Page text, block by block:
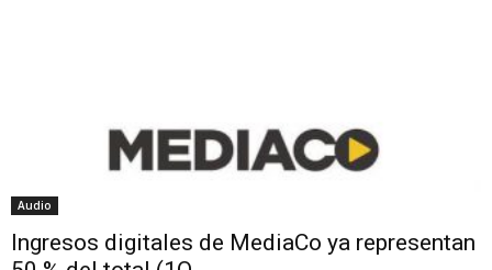
Audio
Ingresos digitales de MediaCo ya representan